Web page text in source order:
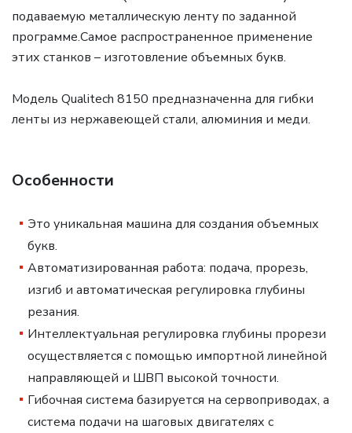
подаваемую металлическую ленту по заданной
программе.Самое распространенное применение
этих станков – изготовление объемных букв.
Модель Qualitech 8150 предназначенна для гибки
ленты из нержавеющей стали, алюминия и меди.
Особенности
Это уникальная машина для создания объемных
букв.
Автоматизированная работа: подача, прорезь,
изгиб и автоматическая регулировка глубины
резания.
Интеллектуальная регулировка глубины прорези
осуществляется с помощью импортной линейной
направляющей и ШВП высокой точности.
Гибочная система базируется на сервоприводах, а
система подачи на шаговых двигателях с